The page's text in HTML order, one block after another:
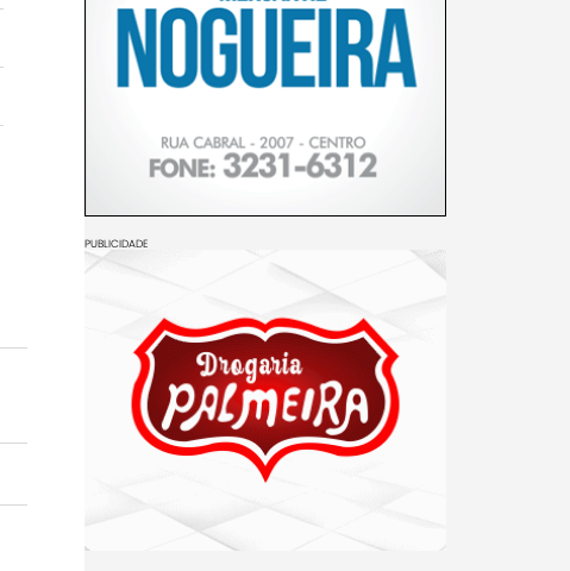
PUBLICIDADE